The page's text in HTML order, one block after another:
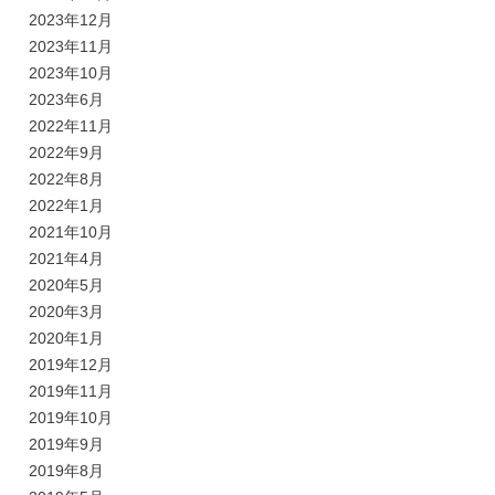
2023年12月
2023年11月
2023年10月
2023年6月
2022年11月
2022年9月
2022年8月
2022年1月
2021年10月
2021年4月
2020年5月
2020年3月
2020年1月
2019年12月
2019年11月
2019年10月
2019年9月
2019年8月